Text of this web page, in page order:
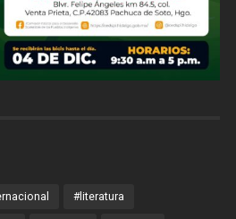
#literatura